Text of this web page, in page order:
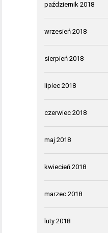
październik 2018
wrzesień 2018
sierpień 2018
lipiec 2018
czerwiec 2018
maj 2018
kwiecień 2018
marzec 2018
luty 2018